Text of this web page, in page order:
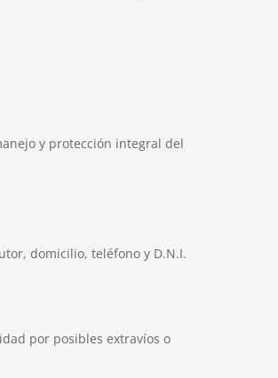
y protección integral del
domicilio, teléfono y D.N.I.
por posibles extravíos o